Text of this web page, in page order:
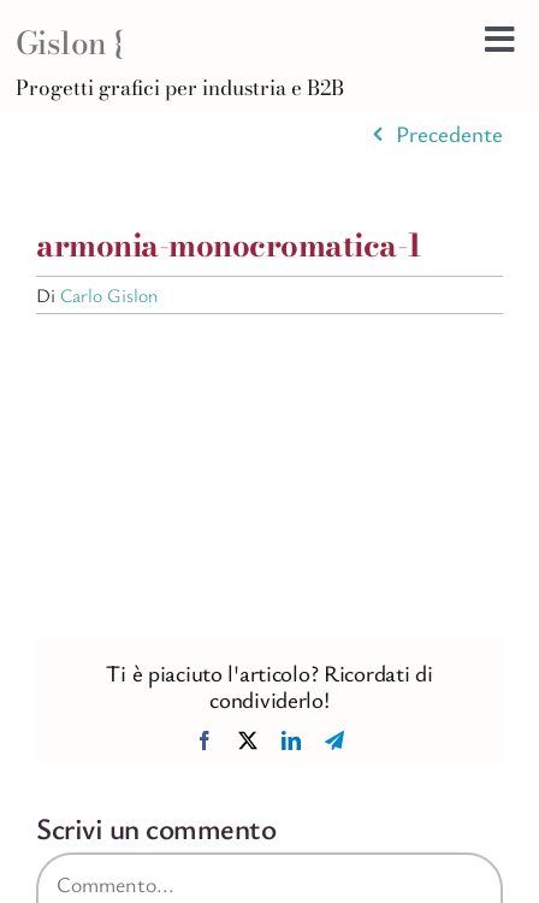
Gislon {
Progetti grafici per industria e B2B
Precedente
armonia-monocromatica-1
Di Carlo Gislon
Ti è piaciuto l'articolo? Ricordati di
condividerlo!
Facebook LinkedInTelegram
Scrivi un commento
Commento